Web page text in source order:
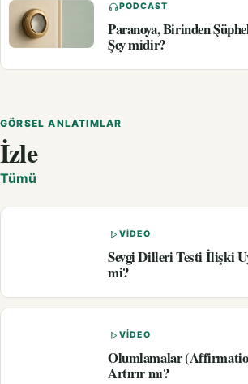
PODCAST
Paranoya, Birinden
Şey midir?
GÖRSEL ANLATIMLAR
İzle
Tümü
VIDEO
Sevgi Dilleri Testi İlişki
mi?
VIDEO
Olumlamalar
Artırır mı?